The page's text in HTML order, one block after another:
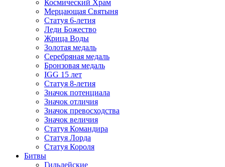
Космический Храм
Мерцающая Святыня
Статуя 6-летия
Леди Божество
Жрица Воды
Золотая медаль
Серебряная медаль
Бронзовая медаль
IGG 15 лет
Статуя 8-летия
Значок потенциала
Значок отличия
Значок превосходства
Значок величия
Статуя Командира
Статуя Лорда
Статуя Короля
Битвы
Гильдейские